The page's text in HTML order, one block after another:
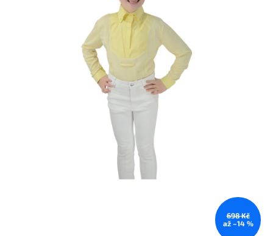
698 Kč
až –14 %